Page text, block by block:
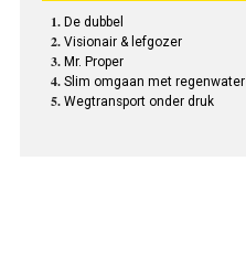
De dubbel
Visionair & lefgozer
Mr. Proper
Slim omgaan met regenwater
Wegtransport onder druk